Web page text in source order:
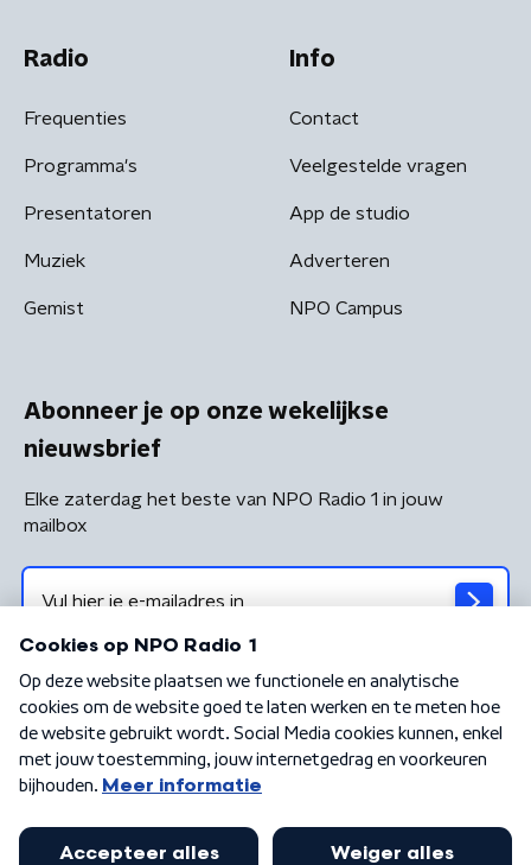
Radio
Frequenties
Programma's
Presentatoren
Muziek
Gemist
Info
Contact
Veelgestelde vragen
App de studio
Adverteren
NPO Campus
Abonneer je op onze wekelijkse
nieuwsbrief
Elke zaterdag het beste van NPO Radio 1 in jouw
mailbox
Algemene voorwaarden